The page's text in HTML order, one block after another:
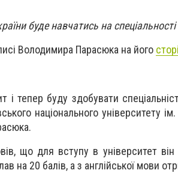
буде навчатись на спеціальності
Володимира Парасюка на його
і тепер буду здобувати
національного університету
що для вступу в університет
на 20 балів, а з англійської мови